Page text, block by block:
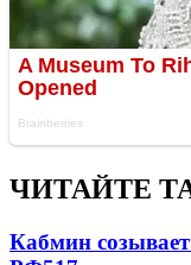
ЧИТАЙТЕ
Кабмин созывает